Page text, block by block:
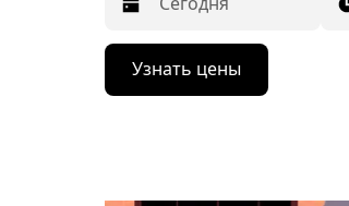
Нажмите
стрелку
вниз,
Узнать цены